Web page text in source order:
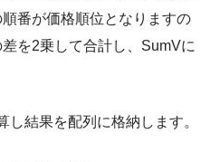
番が価格順位となりますの
を2乗して合計し、SumVに
結果を配列に格納します。